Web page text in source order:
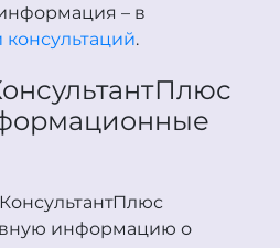
– в
.
Плюс
КонсультантПлюс
информацию о